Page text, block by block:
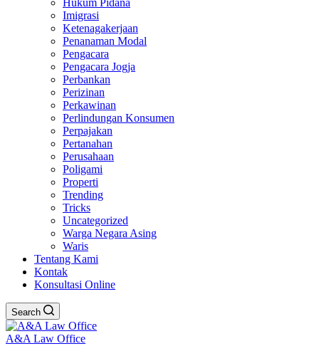
Hukum Pidana
Imigrasi
Ketenagakerjaan
Penanaman Modal
Pengacara
Pengacara Jogja
Perbankan
Perizinan
Perkawinan
Perlindungan Konsumen
Perpajakan
Pertanahan
Perusahaan
Poligami
Properti
Trending
Tricks
Uncategorized
Warga Negara Asing
Waris
Tentang Kami
Kontak
Konsultasi Online
Search
A&A Law Office